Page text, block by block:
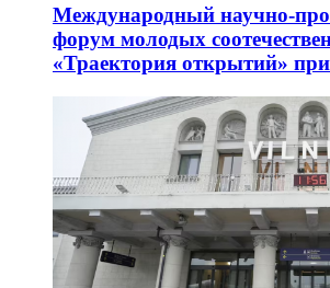
Международный научно-
форум молодых
«Траектория открытий»